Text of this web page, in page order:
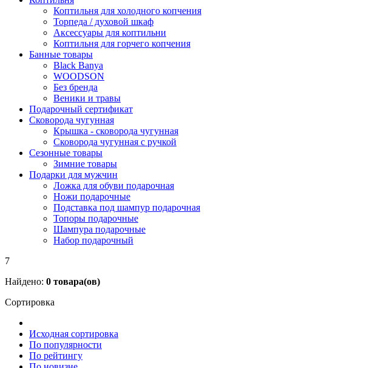
Коптильня для холодного копчения
Торпеда / духовой шкаф
Аксессуары для коптильни
Коптильня для горчего копчения
Банные товары
Black Banya
WOODSON
Без бренда
Веники и травы
Подарочный сертификат
Сковорода чугунная
Крышка - сковорода чугунная
Сковорода чугунная с ручкой
Сезонные товары
Зимние товары
Подарки для мужчин
Ложка для обуви подарочная
Ножи подарочные
Подставка под шампур подарочная
Топоры подарочные
Шампура подарочные
Набор подарочный
7
Найдено: 0 товара(ов)
Сортировка
Исходная сортировка
По популярности
По рейтингу